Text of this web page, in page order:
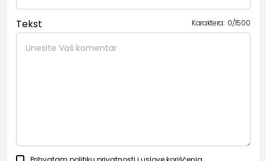
Tekst Karaktera: 0/1500